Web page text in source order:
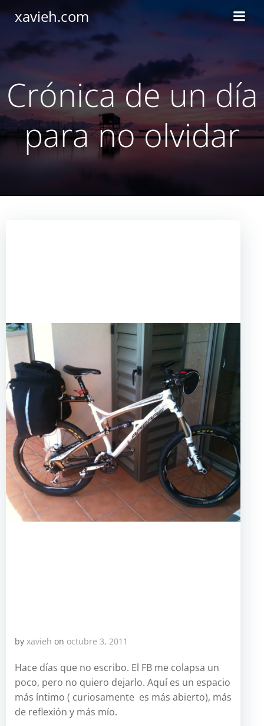
xavieh.com
Crónica de un día
para no olvidar
by xavieh on octubre 3, 2011
Hace días que no escribo. El FB me colapsa un
poco, pero no quiero dejarlo. Aquí es un espacio
más íntimo ( curiosamente es más abierto), más
de reflexión y más mío.